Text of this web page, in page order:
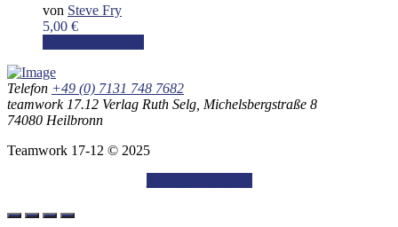
von Steve Fry
5,00 €
Telefon +49 (0) 7131 748 7682
teamwork 17.12 Verlag Ruth Selg, Michelsbergstraße 8
74080 Heilbronn
Teamwork 17-12 © 2025